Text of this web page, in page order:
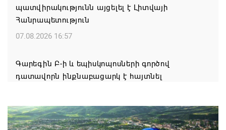
պատվիրակությունն այցելել է Լիտվայի
Հանրապետություն
07.08.2026 16:57
Գարեգին Բ-ի և եպիսկոպոսների գործով
դատավորն ինքնաբացարկ է հայտնել
Թուրքիան, Սաուդյան Արաբիան և Պակիստանը